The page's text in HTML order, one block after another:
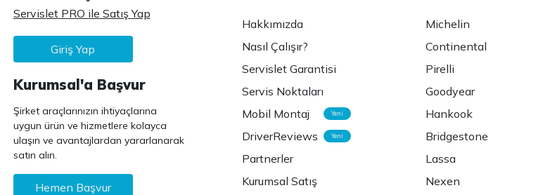
Servislet PRO ile Satış Yap
Giriş Yap
Kurumsal'a Başvur
Şirket araçlarınızın ihtiyaçlarına
uygun ürün ve hizmetlere kolayca
ulaşın ve avantajlardan yararlanarak
satın alın.
Hemen Başvur
Hakkımızda
Nasıl Çalışır?
Servislet Garantisi
Servis Noktaları
Mobil Montaj
Yeni
DriverReviews Yeni
Partnerler
Kurumsal Satış
Michelin
Continental
Pirelli
Goodyear
Hankook
Bridgestone
Lassa
Nexen